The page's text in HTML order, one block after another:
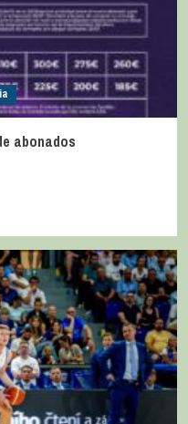
abonados